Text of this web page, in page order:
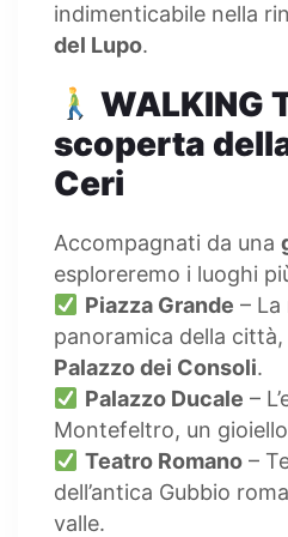
indimenticabile nella
del Lupo.
WALKING
scoperta
Ceri
Accompagnati da una
esploreremo i luoghi
Piazza Grande –
panoramica della
Palazzo dei Consoli.
Palazzo Ducale –
Montefeltro, un
Teatro Romano–
dell’antica Gubbio
valle.